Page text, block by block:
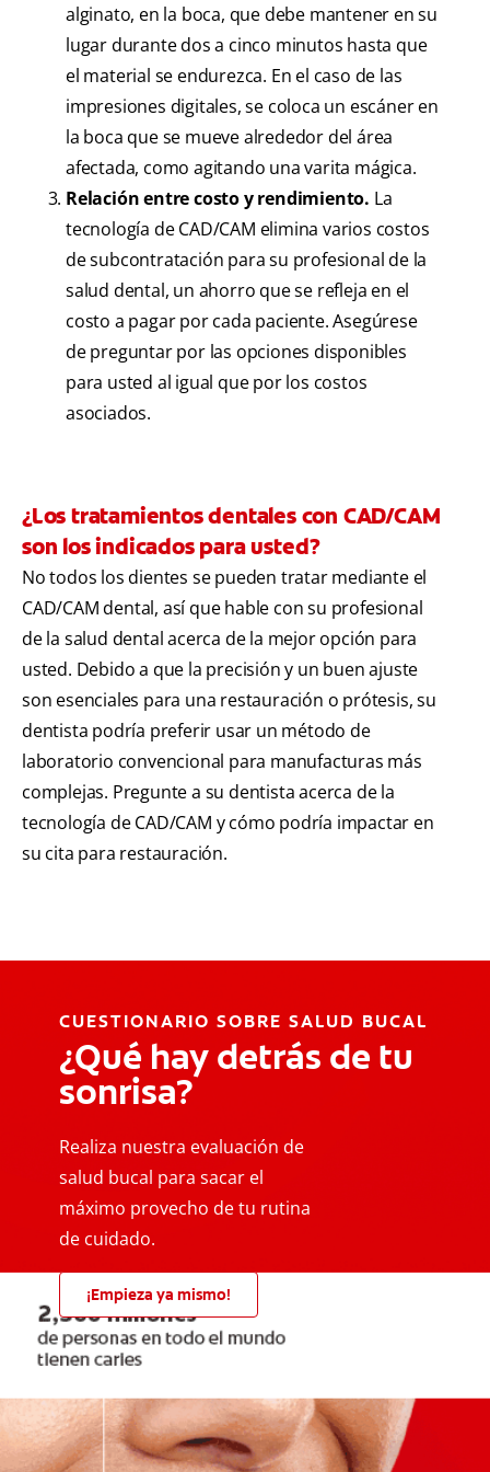
alginato, en la boca, que debe mantener en su
lugar durante dos a cinco minutos hasta que
el material se endurezca. En el caso de las
impresiones digitales, se coloca un escáner en
la boca que se mueve alrededor del área
afectada, como agitando una varita mágica.
Relación entre costo y rendimiento. La
tecnología de CAD/CAM elimina varios costos
de subcontratación para su profesional de la
salud dental, un ahorro que se refleja en el
costo a pagar por cada paciente. Asegúrese
de preguntar por las opciones disponibles
para usted al igual que por los costos
asociados.
¿Los tratamientos dentales con CAD/CAM
son los indicados para usted?
No todos los dientes se pueden tratar mediante el
CAD/CAM dental, así que hable con su profesional
de la salud dental acerca de la mejor opción para
usted. Debido a que la precisión y un buen ajuste
son esenciales para una restauración o prótesis, su
dentista podría preferir usar un método de
laboratorio convencional para manufacturas más
complejas. Pregunte a su dentista acerca de la
tecnología de CAD/CAM y cómo podría impactar en
su cita para restauración.
CUESTIONARIO SOBRE SALUD BUCAL
¿Qué hay detrás de tu
sonrisa?
Realiza nuestra evaluación de
salud bucal para sacar el
máximo provecho de tu rutina
de cuidado.
¡Empieza ya mismo!